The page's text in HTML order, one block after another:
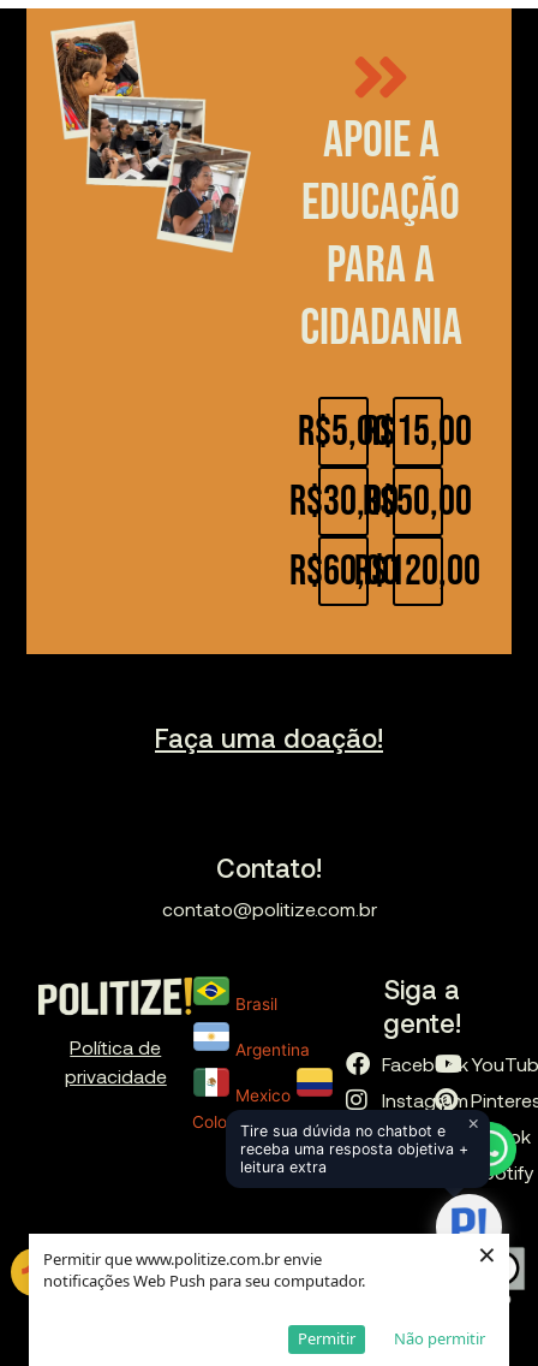
Permitir que www.politize.com.br envie
notificações Web Push para seu computador.
Não permitir
Permitir
×
Apoie a
educação
para a
cidadania
R$5,00
R$30,00
R$60,00
R$15,00
R$50,00
R$120,00
Faça uma doação!
Contato!
contato@politize.com.br
Política de
privacidade
Brasil
Argentina
Mexico
Colombia
Siga a
gente!
Facebook
Instagram
X
TikTok
Spotify
Tire sua dúvida no chatbot e
receba uma resposta objetiva +
leitura extra
×